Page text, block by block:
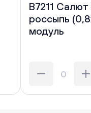
В7211
россыпь
модуль